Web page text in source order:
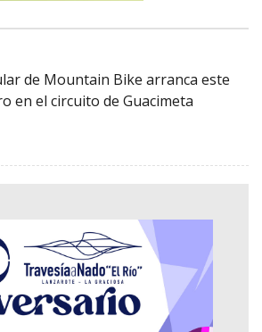
de Mountain Bike arranca este
en el circuito de Guacimeta